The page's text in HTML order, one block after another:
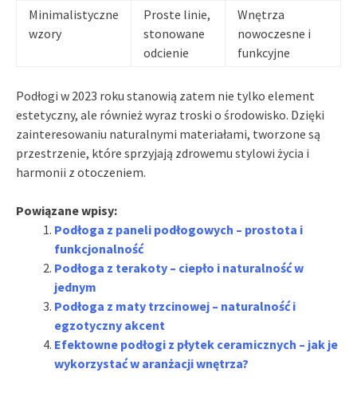
Minimalistyczne
wzory
Proste linie,
stonowane
odcienie
Wnętrza
nowoczesne i
funkcyjne
Podłogi w 2023 roku stanowią zatem nie tylko element
estetyczny, ale również wyraz troski o środowisko. Dzięki
zainteresowaniu naturalnymi materiałami, tworzone są
przestrzenie, które sprzyjają zdrowemu stylowi życia i
harmonii z otoczeniem.
Powiązane wpisy:
Podłoga z paneli podłogowych – prostota i
funkcjonalność
Podłoga z terakoty – ciepło i naturalność w
jednym
Podłoga z maty trzcinowej – naturalność i
egzotyczny akcent
Efektowne podłogi z płytek ceramicznych – jak je
wykorzystać w aranżacji wnętrza?